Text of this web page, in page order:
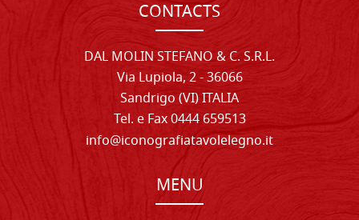
CONTACTS
DAL MOLIN STEFANO & C. S.R.L.
Via Lupiola, 2 - 36066
Sandrigo (VI) ITALIA
Tel. e Fax 0444 659513
info@iconografiatavolelegno.it
MENU